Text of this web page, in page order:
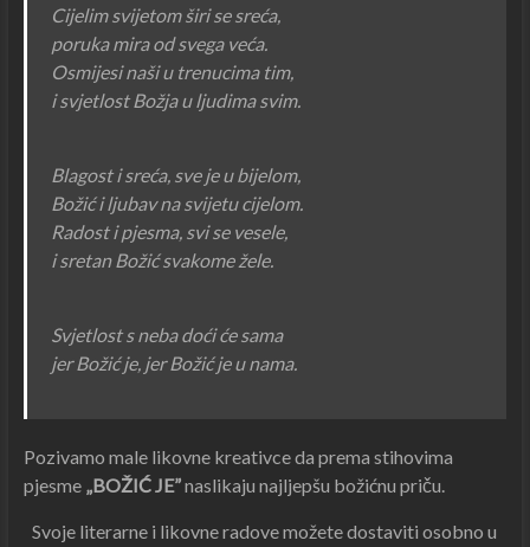
Cijelim svijetom širi se sreća,
poruka mira od svega veća.
Osmijesi naši u trenucima tim,
i svjetlost Božja u ljudima svim.
Blagost i sreća, sve je u bijelom,
Božić i ljubav na svijetu cijelom.
Radost i pjesma, svi se vesele,
i sretan Božić svakome žele.
Svjetlost s neba doći će sama
jer Božić je, jer Božić je u nama.
Pozivamo male likovne kreativce da prema stihovima
pjesme„BOŽIĆ JE”naslikaju najljepšu božićnu priču.
Svoje literarne i likovne radove možete dostaviti osobno u